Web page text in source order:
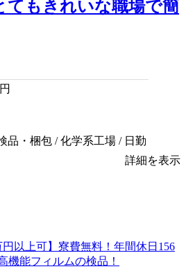
てもきれいな職場で簡
円
品・梱包 / 化学系工場 / 日勤
詳細を表示